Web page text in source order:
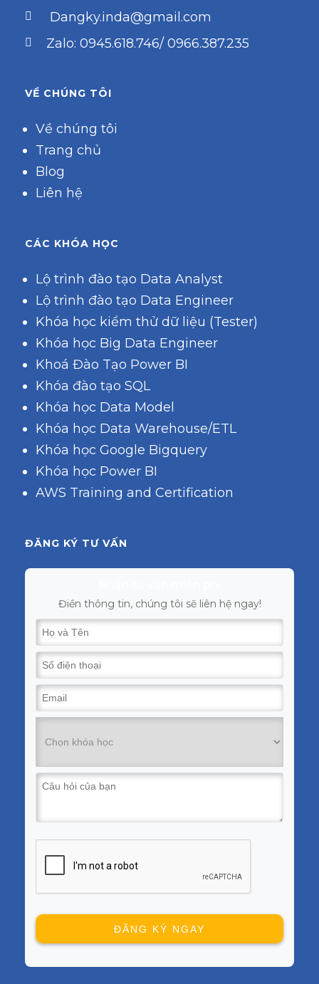
Dangky.inda@gmail.com
Zalo: 0945.618.746/ 0966.387.235
VỀ CHÚNG TÔI
Về chúng tôi
Trang chủ
Blog
Liên hệ
CÁC KHÓA HỌC
Lộ trình đào tạo Data Analyst
Lộ trình đào tạo Data Engineer
Khóa học kiểm thử dữ liệu (Tester)
Khóa học Big Data Engineer
Khoá Đào Tạo Power BI
Khóa đào tạo SQL
Khóa học Data Model
Khóa học Data Warehouse/ETL
Khóa học Google Bigquery
Khóa học Power BI
AWS Training and Certification
ĐĂNG KÝ TƯ VẤN
Điền thông tin, chúng tôi sẽ liên hệ ngay!